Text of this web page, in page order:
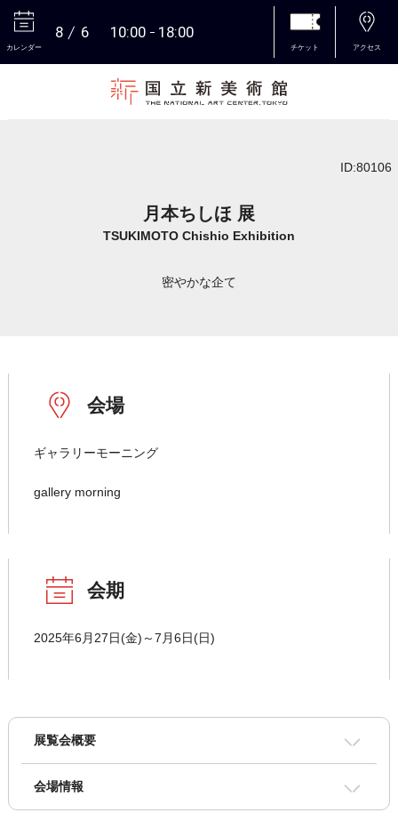
カレンダー
8 6 10:00 18:00
チケット アクセス
ID:80106
月本ちしほ 展
TSUKIMOTO Chishio Exhibition
密やかな企て
会場
ギャラリーモーニング
gallery morning
会期
2025年6月27日(金)～7月6日(日)
展覧会概要
会場情報